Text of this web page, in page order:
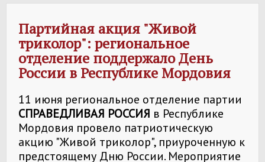
Партийная акция "Живой
триколор": региональное
отделение поддержало День
России в Республике Мордовия
11 июня региональное отделение партии
СПРАВЕДЛИВАЯ РОССИЯ в Республике
Мордовия провело патриотическую
акцию "Живой триколор", приуроченную к
предстоящему Дню России. Мероприятие